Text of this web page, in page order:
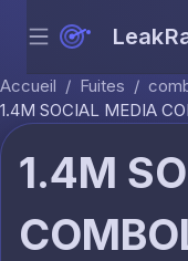
Menu
Accueil / Fuites /
1.4M SOCIAL MEDIA
1.4M